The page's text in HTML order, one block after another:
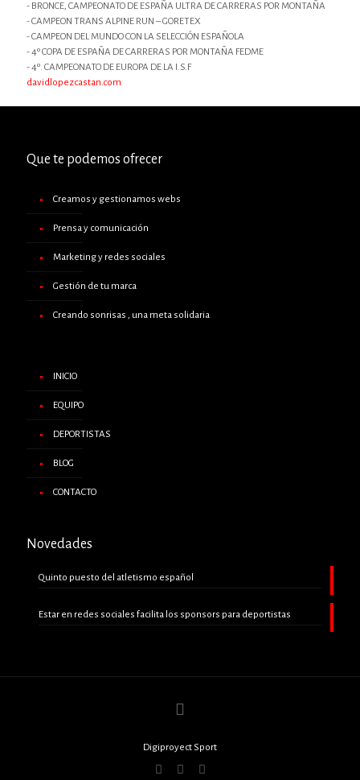
- BRONCE, CAMPEONATO DE ESPAÑA ULTRA DE CARRERAS POR MONTAÑA
- CAMPEON TRANS ALPINE RUN – GORETEX
- CAMPEON DEL MUNDO CON LA SELECCIÓN ESPAÑOLA
- 4º COPA DE ESPAÑA DE CARRERAS POR MONTAÑA FEDME
- 4º. CAMPEONATO DE EUROPA DE LA I.S.F
davidlopezcastan.com
Que te podemos ofrecer
Creamos y gestionamos webs
Prensa y comunicación
Marketing y redes sociales
Gestión de tu marca
Creando sonrisas , una meta solidaria
INICIO
EQUIPO
DEPORTISTAS
BLOG
CONTACTO
Novedades
Quinto puesto del atletismo español
Estar en redes sociales facilita los sponsors para deportistas
Digiproyect Sport